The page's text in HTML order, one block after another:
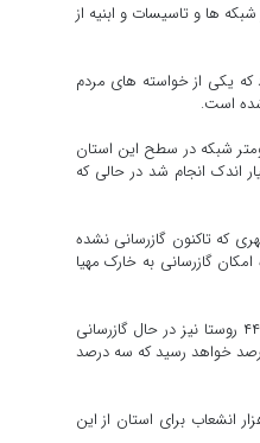
ها و تاسیسات و ابنیه از
که یکی از خواسته های مردم
است.
در سطح استان بوشهر کار گازرسانی در استان بوشهر آغاز شد و تا امروز ۶ هزار کیلومتر شبکه در سطح این استان
اندک انجام شد در حالی که
بوشهر داریم و تنها شهری که تاکنون گازرسانی نشده
گازرسانی به خارک مهیا
وی ادامه داد: از سال ۹۳ دولت مجوز گازدارکردن روستاها را بالغ کرد که ۴۹۰ روستا ی استان بوشهر تاکنون گازدار شده و ۴۴ روستا نیز در حال گازرسانی
تا پایان امسال و چهار روستا نیز تا پایان شش ماه سال آینده خواهیم بود که درصد نفوذ گازرسانی به ۹۵ درصد خواهد رسید که سه درصد
خصوص پروژه‌های اجرایی در حوزه اقتصاد مقاومتی عنوان کرد: در سال گذشته ۲۲ هزار انشعاب و امسال ۲۵ هزار انشعاب برای استان از این